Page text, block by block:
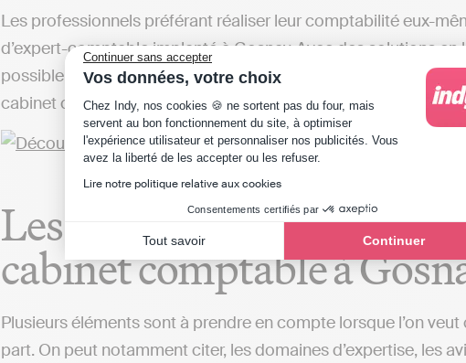
Continuer sans accepter
Vos données, votre choix
Plateforme de Gestion du Consentement :
Chez Indy, nos cookies 🍪 ne sortent pas du four, mais
servent au bon fonctionnement du site, à optimiser
l'expérience utilisateur et personnaliser nos publicités. Vous
avez la liberté de les accepter ou les refuser.
Lire notre politique relative aux cookies
Consentements certifiés par
Tout savoir Continuer
Axeptio consent
Les professionnels préférant réaliser leur comptabilité eux-
d’expert-comptable implanté à Gosnay. Avec des solutions
possible de gérer sa comptabilité et transmettre ses
cabinet comptable qui fera toutes ces démarches pour le
Les critères importants
cabinet comptable à
Plusieurs éléments sont à prendre en compte lorsque l’on
part. On peut notamment citer, les domaines d’expertise, les